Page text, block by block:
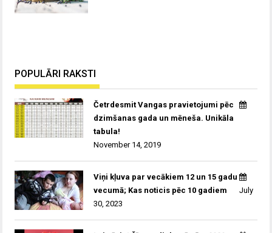
POPULĀRI RAKSTI
Četrdesmit Vangas pravietojumi pēc
dzimšanas gada un mēneša. Unikāla
tabula!
November 14, 2019
Viņi kļuva par vecākiem 12 un 15 gadu
vecumā; Kas noticis pēc 10 gadiem
July
30, 2023